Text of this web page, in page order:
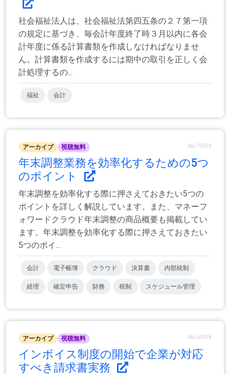
社会福祉法人は、社会福祉法第四五条の２７第一項
の規定に基づき、毎会計年度終了時３月以内に各会
計年度に係る計算書類を作成しなければなりませ
ん。計算書類を作成するには期中の取引を正しく会
計処理するの...
福祉 会計
アーカイブ 視聴無料 No.75939
年末調整業務を効率化するための5つ
のポイント
年末調整を効率化する際に押さえておきたい5つの
ポイントを詳しく解説しています。また、マネーフ
ォワードクラウド年末調整の商品概要も掲載してい
ます。年末調整を効率化する際に押さえておきたい
5つのポイ...
会計 電子帳簿 クラウド 決算書 内部統制
経理 確定申告 財務 税制 スケジュール管理
アーカイブ 視聴無料 No.64934
インボイス制度の開始で企業が対応
すべき請求書実務